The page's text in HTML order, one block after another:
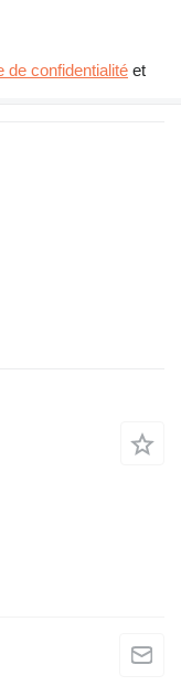
de confidentialité et